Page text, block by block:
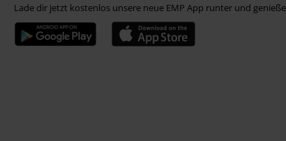
Lade dir jetzt kostenlos unsere neue EMP App runter und